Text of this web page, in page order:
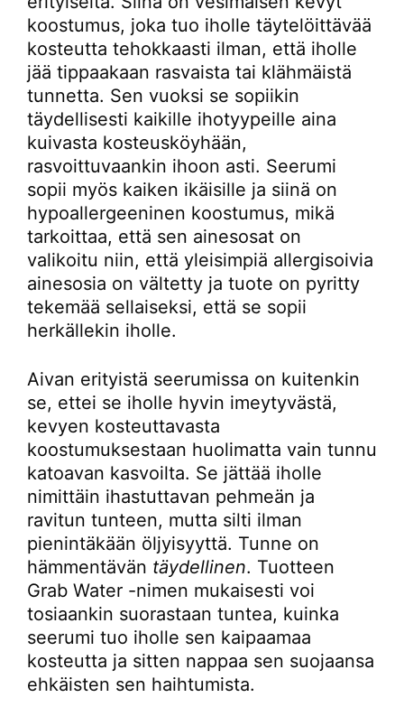
koostumus, joka tuo iholle täytelöittävää
kosteutta tehokkaasti ilman, että iholle
jää tippaakaan rasvaista tai klähmäistä
tunnetta. Sen vuoksi se sopiikin
täydellisesti kaikille ihotyypeille aina
kuivasta kosteusköyhään,
rasvoittuvaankin ihoon asti. Seerumi
sopii myös kaiken ikäisille ja siinä on
hypoallergeeninen koostumus, mikä
tarkoittaa, että sen ainesosat on
valikoitu niin, että yleisimpiä allergisoivia
ainesosia on vältetty ja tuote on pyritty
tekemää sellaiseksi, että se sopii
herkällekin iholle.
Aivan erityistä seerumissa on kuitenkin
se, ettei se iholle hyvin imeytyvästä,
kevyen kosteuttavasta
koostumuksestaan huolimatta vain tunnu
katoavan kasvoilta. Se jättää iholle
nimittäin ihastuttavan pehmeän ja
ravitun tunteen, mutta silti ilman
pienintäkään öljyisyyttä. Tunne on
hämmentävän täydellinen. Tuotteen
Grab Water -nimen mukaisesti voi
tosiaankin suorastaan tuntea, kuinka
seerumi tuo iholle sen kaipaamaa
kosteutta ja sitten nappaa sen suojaansa
ehkäisten sen haihtumista.